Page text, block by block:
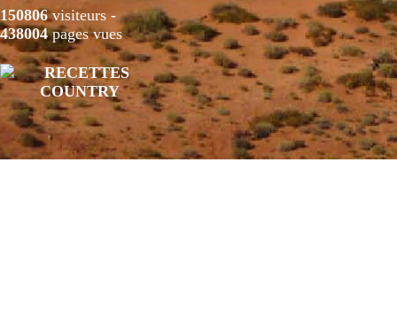
150806visiteurs -
438004pages vues